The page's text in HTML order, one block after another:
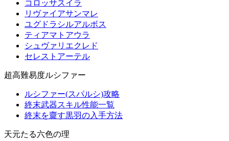
コロッサスイラ
リヴァイアサンマレ
ユグドラシルアルボス
ティアマトアウラ
シュヴァリエクレド
セレストアーテル
超高難易度ルシファー
ルシファー(スパルシ)攻略
終末武器スキル性能一覧
終末を齎す黒羽の入手方法
天元たる六色の理